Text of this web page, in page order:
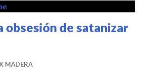
obsesión de satanizar
MADERA